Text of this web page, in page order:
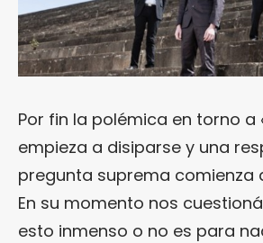
Por fin la polémica en torno a
empieza a disiparse y una
pregunta suprema comienza
En su momento nos
esto inmenso o no es para